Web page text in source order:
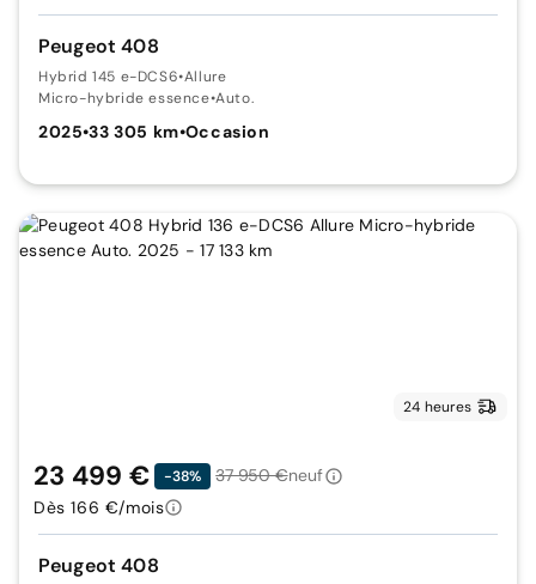
Peugeot 408
Hybrid 145 e-DCS6•Allure
Micro-hybride essence•Auto.
2025•33 305 km•Occasion
24 heures
Peugeot 408
23 499 € -38% 37 950 €neuf
Dès 166 €/mois